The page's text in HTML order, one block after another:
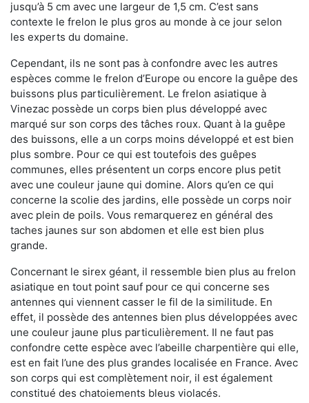
jusqu’à 5 cm avec une largeur de 1,5 cm. C’est sans
contexte le frelon le plus gros au monde à ce jour selon
les experts du domaine.
Cependant, ils ne sont pas à confondre avec les autres
espèces comme le frelon d’Europe ou encore la guêpe des
buissons plus particulièrement. Le frelon asiatique à
Vinezac possède un corps bien plus développé avec
marqué sur son corps des tâches roux. Quant à la guêpe
des buissons, elle a un corps moins développé et est bien
plus sombre. Pour ce qui est toutefois des guêpes
communes, elles présentent un corps encore plus petit
avec une couleur jaune qui domine. Alors qu’en ce qui
concerne la scolie des jardins, elle possède un corps noir
avec plein de poils. Vous remarquerez en général des
taches jaunes sur son abdomen et elle est bien plus
grande.
Concernant le sirex géant, il ressemble bien plus au frelon
asiatique en tout point sauf pour ce qui concerne ses
antennes qui viennent casser le fil de la similitude. En
effet, il possède des antennes bien plus développées avec
une couleur jaune plus particulièrement. Il ne faut pas
confondre cette espèce avec l’abeille charpentière qui elle,
est en fait l’une des plus grandes localisée en France. Avec
son corps qui est complètement noir, il est également
constitué des chatoiements bleus violacés.